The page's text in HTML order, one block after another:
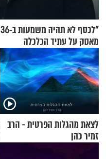
מאסק על עתיד הכלכלה
לצאת מהגלות הפרטית - הרב
זמיר כהן